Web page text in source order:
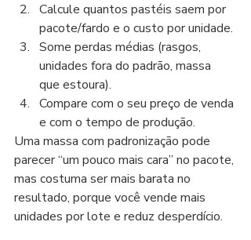
Calcule quantos pastéis saem por
pacote/fardo e o custo por unidade.
Some perdas médias (rasgos,
unidades fora do padrão, massa
que estoura).
Compare com o seu preço de venda
e com o tempo de produção.
Uma massa com padronização pode
parecer “um pouco mais cara” no pacote,
mas costuma ser mais barata no
resultado, porque você vende mais
unidades por lote e reduz desperdício.